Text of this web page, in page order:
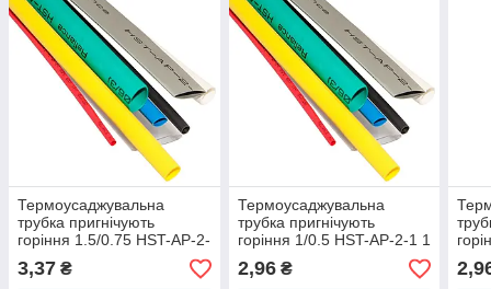
Термоусаджувальна
трубка пригнічують
горіння 1.5/0.75 HST-AP-2-
1 1 метр
3,37 ₴
Термоусаджувальна
трубка пригнічують
горіння 1/0.5 HST-AP-2-1 1
метр
2,96₴